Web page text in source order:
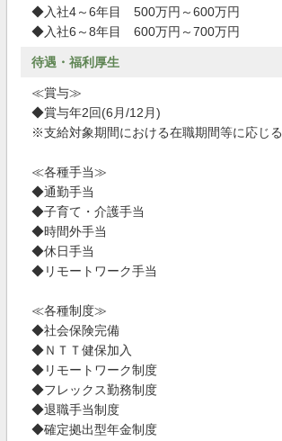
◆入社4～6年目 500万円～600万円
◆入社6～8年目 600万円～700万円
待遇・福利厚生
≪賞与≫
◆賞与年2回(6月/12月)
※支給対象期間における在職期間等に応じる
≪各種手当≫
◆通勤手当
◆子育て・介護手当
◆時間外手当
◆休日手当
◆リモートワーク手当
≪各種制度≫
◆社会保険完備
◆ＮＴＴ健保加入
◆リモートワーク制度
◆フレックス勤務制度
◆退職手当制度
◆確定拠出型年金制度